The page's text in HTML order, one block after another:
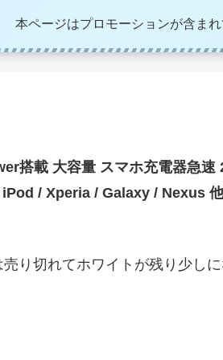
本ページはプロモーションが含ま
搭載 大容量 スマホ充電器急
/ Xperia / Galaxy / Nexus
り切れてホワイトが残り少しに